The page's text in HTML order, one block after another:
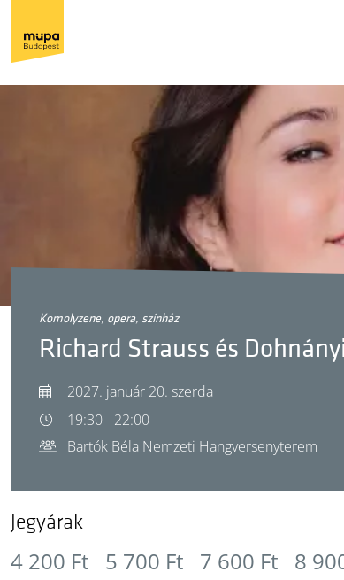
komolyzene, opera, színház
Richard Strauss és Dohnányi
2027. január 20. szerda
19:30 - 22:00
Bartók Béla Nemzeti Hangversenyterem
Jegyárak
4 200 Ft 5 700 Ft 7 600 Ft 8